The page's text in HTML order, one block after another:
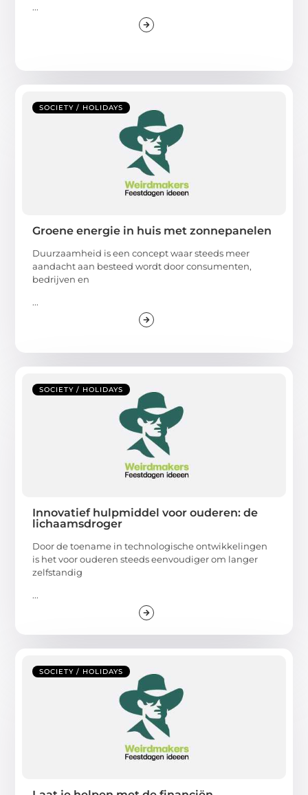
...
SOCIETY / HOLIDAYS
Groene energie in huis met zonnepanelen
Duurzaamheid is een concept waar steeds meer
aandacht aan besteed wordt door consumenten,
bedrijven en
...
SOCIETY / HOLIDAYS
Innovatief hulpmiddel voor ouderen: de
lichaamsdroger
Door de toename in technologische ontwikkelingen
is het voor ouderen steeds eenvoudiger om langer
zelfstandig
...
SOCIETY / HOLIDAYS